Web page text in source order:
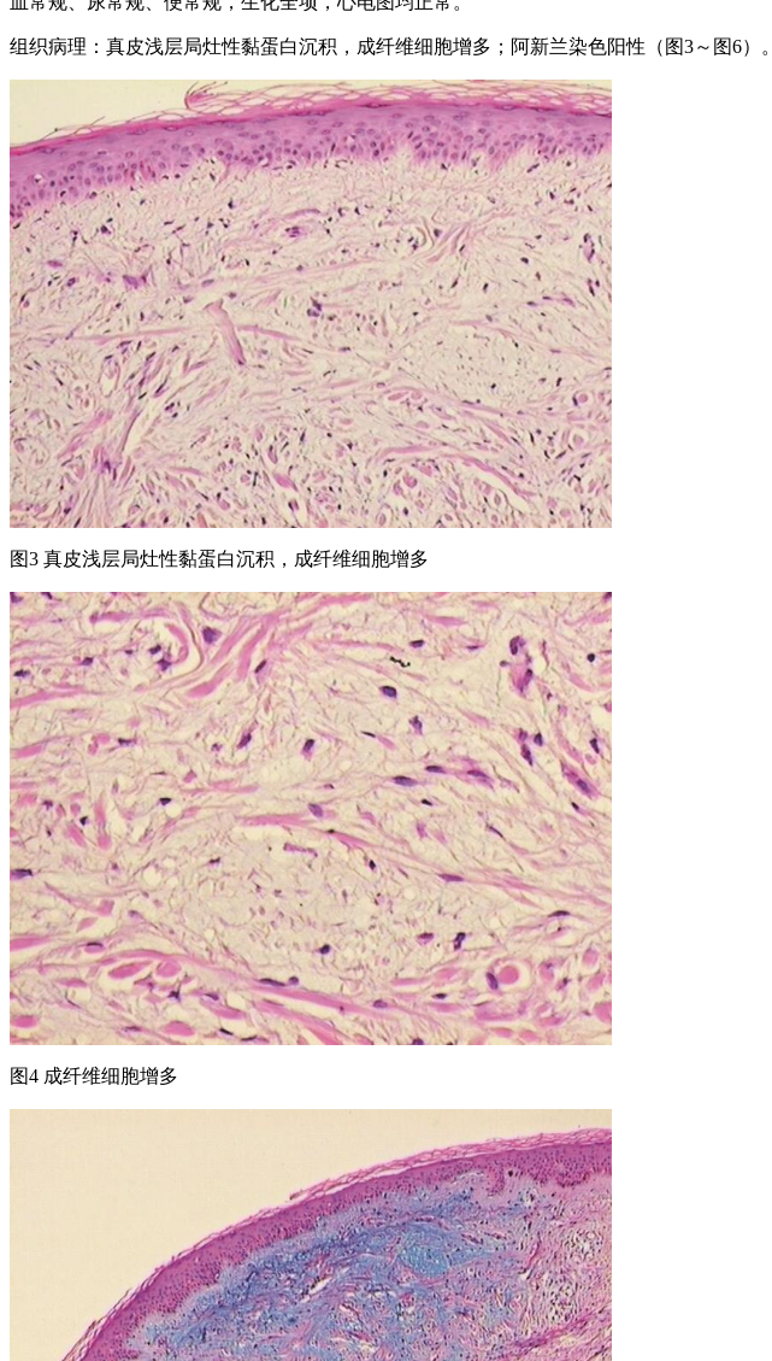
组织病理：真皮浅层局灶性黏蛋白沉积，成纤维细胞增多；阿新兰染色阳性（图3～图6）。
图3 真皮浅层局灶性黏蛋白沉积，成纤维细胞增多
图4 成纤维细胞增多